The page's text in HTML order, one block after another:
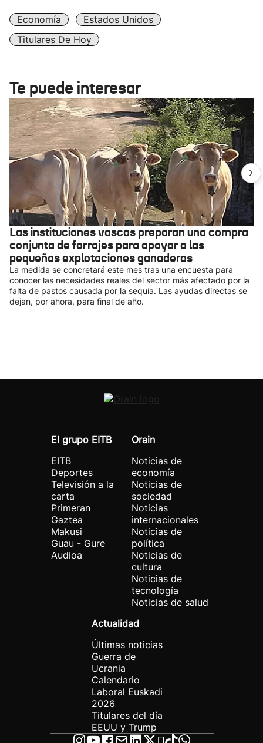
Economía
Estados Unidos
Titulares De Hoy
Te puede interesar
Las instituciones vascas preparan una compra
conjunta de forrajes para apoyar a las
pequeñas explotaciones ganaderas
La medida se concretará este mes tras una encuesta para
conocer las necesidades reales del sector más afectado por la
falta de pastos causada por la sequía. Las ayudas directas se
dejan, por ahora, para final de año.
El grupo EITB
EITB
Deportes
Televisión a la
carta
Primeran
Gaztea
Makusi
Guau - Gure
Audioa
Orain
Noticias de
economía
Noticias de
sociedad
Noticias
internacionales
Noticias de
política
Noticias de
cultura
Noticias de
tecnología
Noticias de salud
Actualidad
Últimas noticias
Guerra de
Ucrania
Calendario
Laboral Euskadi
2026
Titulares del día
EEUU y Trump